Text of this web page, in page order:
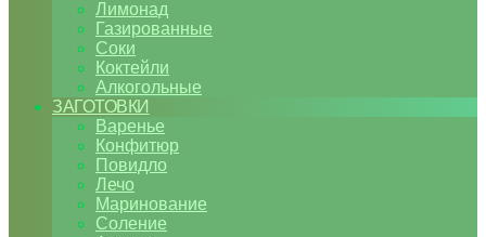
Лимонад
Газированные
Соки
Коктейли
Алкогольные
ЗАГОТОВКИ
Варенье
Конфитюр
Повидло
Лечо
Маринование
Соление